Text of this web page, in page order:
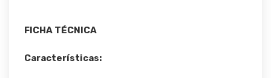
FICHA TÉCNICA
Características: